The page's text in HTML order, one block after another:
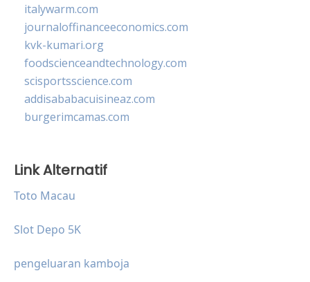
italywarm.com
journaloffinanceeconomics.com
kvk-kumari.org
foodscienceandtechnology.com
scisportsscience.com
addisababacuisineaz.com
burgerimcamas.com
Link Alternatif
Toto Macau
Slot Depo 5K
pengeluaran kamboja